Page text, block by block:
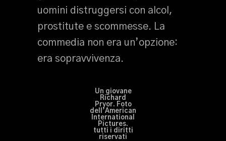
uomini distruggersi con alcol,
prostitute e scommesse. La
commedia non era un’opzione:
era sopravvivenza.
Un giovane
Richard
Pryor. Foto
dell’American
International
Pictures.
tutti i diritti
riservati